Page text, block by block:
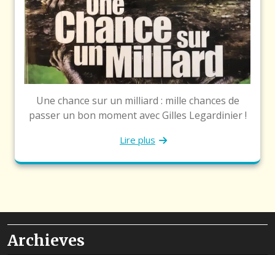
Une chance sur un milliard : mille chances de
passer un bon moment avec Gilles Legardinier !
Lire plus
Archieves